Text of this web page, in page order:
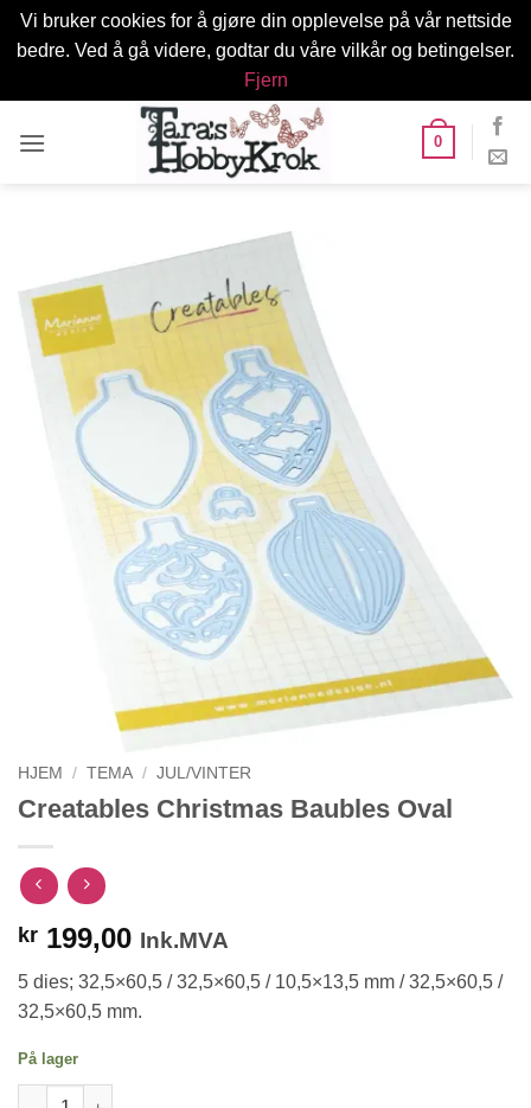
Vi bruker cookies for å gjøre din opplevelse på vår nettside
bedre. Ved å gå videre, godtar du våre vilkår og betingelser.
Fjern
0
HJEM / TEMA / JUL/VINTER
Creatables Christmas Baubles Oval
kr 199,00 Ink.MVA
5 dies; 32,5×60,5 / 32,5×60,5 / 10,5×13,5 mm / 32,5×60,5 /
32,5×60,5 mm.
På lager
Creatables Christmas Baubles Oval antall